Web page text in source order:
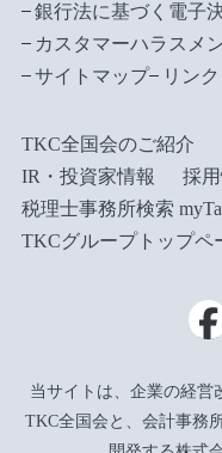
銀行法に基づく電子
カスタマーハラスメ
サイトマップ
リン
TKC全国会のご紹介
IR・投資家情報
採
税理士事務所検索
TKCグループトップペ
当サイトは、企業の経営
TKC全国会と、会計事務